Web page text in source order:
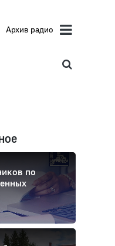
Архив радио
по